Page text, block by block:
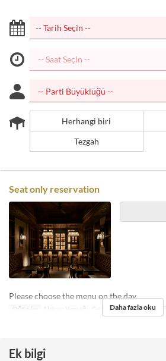
Herhangi biri
Tezgah
Seat only reservation
Please choose the menu on the day.
Öğünler Akşam Yemeği, Gece Koltuk Kategorisi
Daha fazla oku
Ek bilgi